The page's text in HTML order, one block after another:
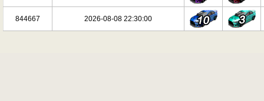
844667 2026-08-08 22:30:00